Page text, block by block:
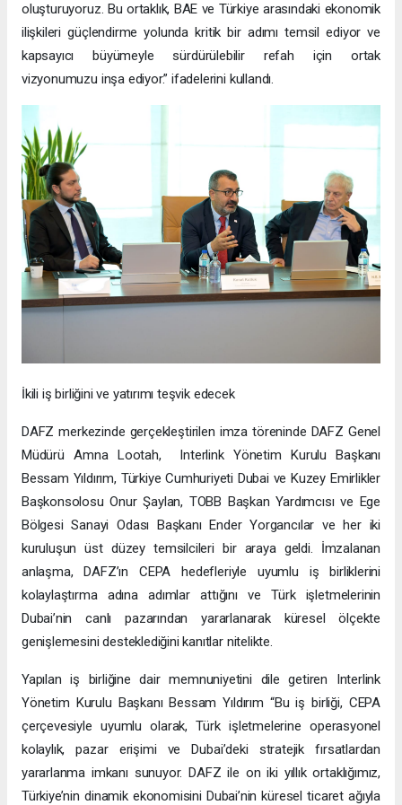
oluşturuyoruz. Bu ortaklık, BAE ve Türkiye arasındaki ekonomik
ilişkileri güçlendirme yolunda kritik bir adımı temsil ediyor ve
kapsayıcı büyümeyle sürdürülebilir refah için ortak
vizyonumuzu inşa ediyor.” ifadelerini kullandı.
İkili iş birliğini ve yatırımı teşvik edecek
DAFZ merkezinde gerçekleştirilen imza töreninde DAFZ Genel
Müdürü Amna Lootah, Interlink Yönetim Kurulu Başkanı
Bessam Yıldırım, Türkiye Cumhuriyeti Dubai ve Kuzey Emirlikler
Başkonsolosu Onur Şaylan, TOBB Başkan Yardımcısı ve Ege
Bölgesi Sanayi Odası Başkanı Ender Yorgancılar ve her iki
kuruluşun üst düzey temsilcileri bir araya geldi. İmzalanan
anlaşma, DAFZ’ın CEPA hedefleriyle uyumlu iş birliklerini
kolaylaştırma adına adımlar attığını ve Türk işletmelerinin
Dubai’nin canlı pazarından yararlanarak küresel ölçekte
genişlemesini desteklediğini kanıtlar nitelikte.
Yapılan iş birliğine dair memnuniyetini dile getiren Interlink
Yönetim Kurulu Başkanı Bessam Yıldırım “Bu iş birliği, CEPA
çerçevesiyle uyumlu olarak, Türk işletmelerine operasyonel
kolaylık, pazar erişimi ve Dubai’deki stratejik fırsatlardan
yararlanma imkanı sunuyor. DAFZ ile on iki yıllık ortaklığımız,
Türkiye’nin dinamik ekonomisini Dubai’nin küresel ticaret ağıyla